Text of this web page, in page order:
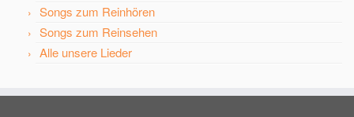
Songs zum Reinhören
Songs zum Reinsehen
Alle unsere Lieder